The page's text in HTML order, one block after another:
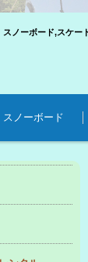
スノーボード,スケー
スノーボード